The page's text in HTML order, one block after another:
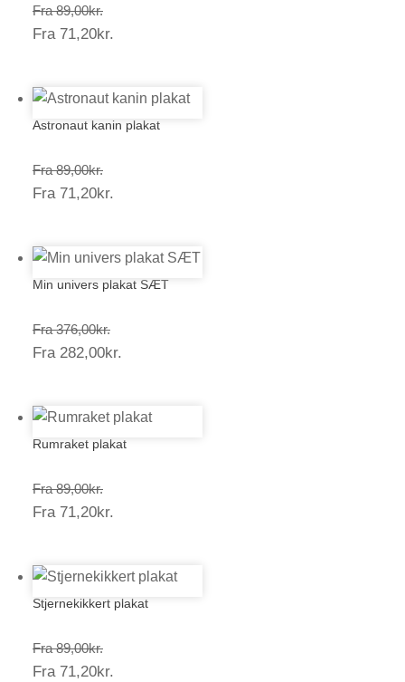
Fra 89,00kr.Prisinterval:
89,00kr.
Fra 71,20kr.
Astronaut kanin plakat
Fra 89,00kr.Prisinterval:
89,00kr.
Fra 71,20kr.
Min univers plakat SÆT
Fra 376,00kr.Prisinterval:
376,00kr.
Fra 282,00kr.
Rumraket plakat
Fra 89,00kr.Prisinterval:
89,00kr.
Fra 71,20kr.
Stjernekikkert plakat
Fra 89,00kr.Prisinterval:
89,00kr.
Fra 71,20kr.